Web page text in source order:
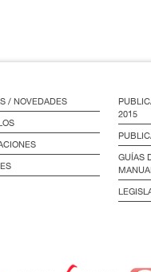
/ NOVEDADES
2015
GUÍAS